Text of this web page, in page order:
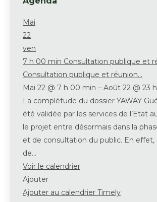
Mai
22
ven
7 h 00 min Consultation publique et
Consultation publique et réunion...
Mai 22 @ 7 h 00 min – Août 22 @ 23
La complétude du dossier YAWAY
été validée par les services de l’Etat
le projet entre désormais dans la
et de consultation du public. En effet,
de…
Voir le calendrier
Ajouter
Ajouter au calendrier Timely